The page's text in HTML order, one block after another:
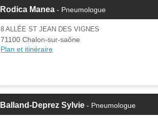
Rodica Manea - Pneumologue
8 ALLÉE ST JEAN DES VIGNES
71100 Chalon-sur-saône
Plan et itinéraire
Balland-Deprez Sylvie - Pneumologue